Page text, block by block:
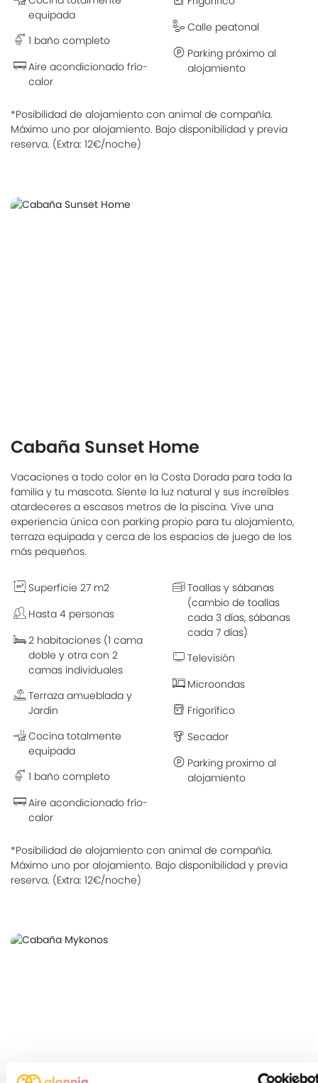
equipada
1 baño completo
Aire acondicionado frío-
calor
Calle peatonal
Parking próximo al
alojamiento
*Posibilidad de alojamiento con animal de compañía.
Máximo uno por alojamiento. Bajo disponibilidad y previa
reserva. (Extra: 12€/noche)
Cabaña Sunset Home
Vacaciones a todo color en la Costa Dorada para toda la
familia y tu mascota. Siente la luz natural y sus increíbles
atardeceres a escasos metros de la piscina. Vive una
experiencia única con parking propio para tu alojamiento,
terraza equipada y cerca de los espacios de juego de los
más pequeños.
Superficie 27 m2
Hasta 4 personas
2 habitaciones (1 cama
doble y otra con 2
camas individuales
Terraza amueblada y
Jardin
Cocina totalmente
equipada
1 baño completo
Aire acondicionado frío-
calor
Toallas y sábanas
(cambio de toallas
cada 3 días, sábanas
cada 7 días)
Televisión
Microondas
Frigorífico
Secador
Parking proximo al
alojamiento
*Posibilidad de alojamiento con animal de compañía.
Máximo uno por alojamiento. Bajo disponibilidad y previa
reserva. (Extra: 12€/noche)